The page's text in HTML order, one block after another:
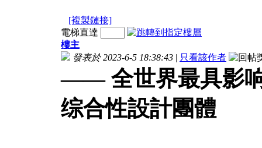
[複製鏈接]
電梯直達
樓主
發表於 2023-6-5 18:38:43 | 只看該作者
—— 全世界最具影
综合性設計團體